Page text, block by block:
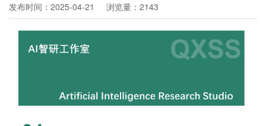
发布时间：2025-04-21 浏览量：2143